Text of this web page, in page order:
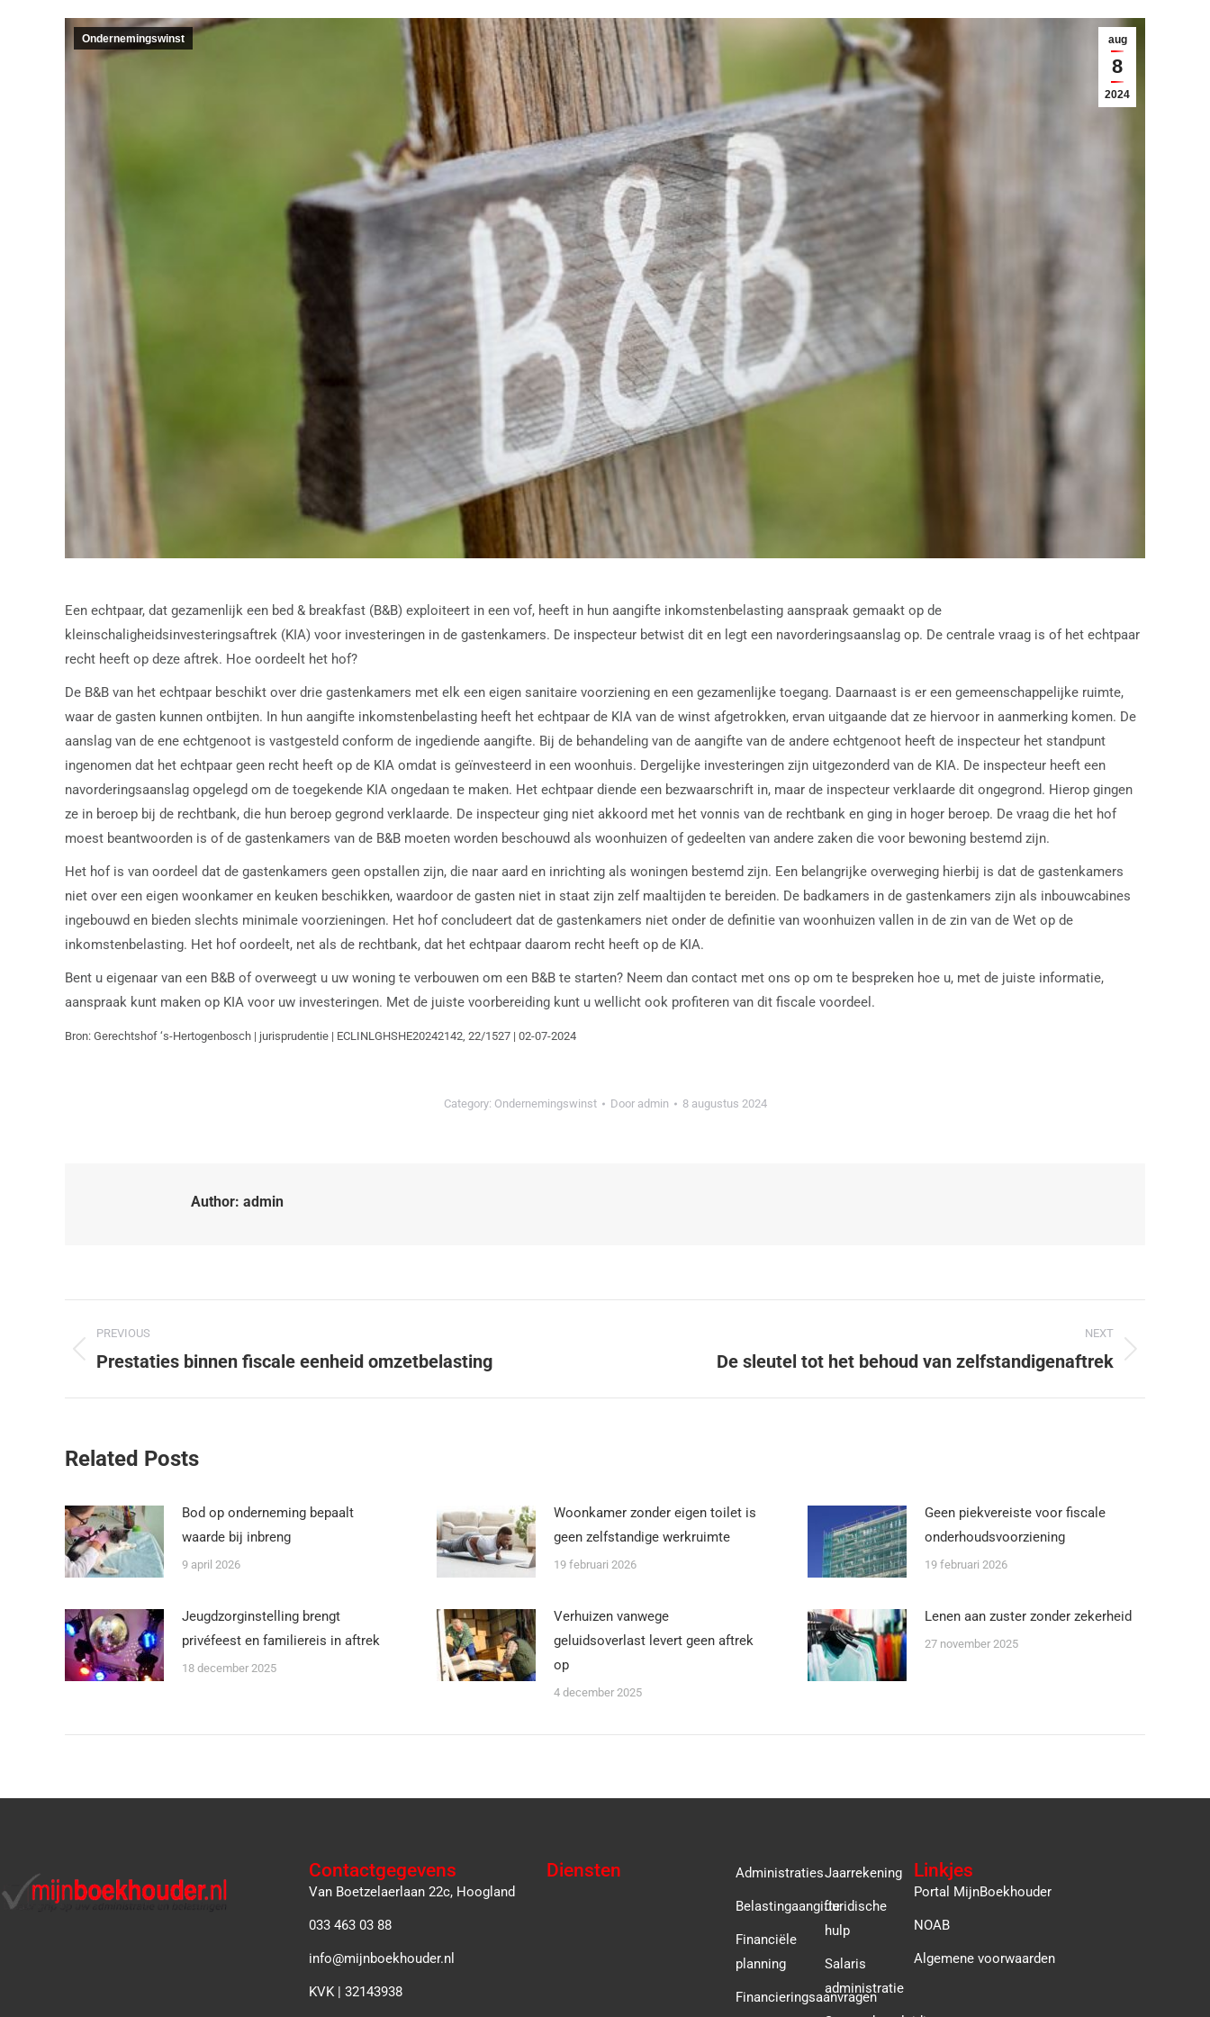
aug
8
2024
Ondernemingswinst
Een echtpaar, dat gezamenlijk een bed & breakfast (B&B) exploiteert in een vof, heeft in hun aangifte inkomstenbelasting aanspraak gemaakt op de
kleinschaligheidsinvesteringsaftrek (KIA) voor investeringen in de gastenkamers. De inspecteur betwist dit en legt een navorderingsaanslag op. De centrale vraag is of het echtpaar
recht heeft op deze aftrek. Hoe oordeelt het hof?
De B&B van het echtpaar beschikt over drie gastenkamers met elk een eigen sanitaire voorziening en een gezamenlijke toegang. Daarnaast is er een gemeenschappelijke ruimte,
waar de gasten kunnen ontbijten. In hun aangifte inkomstenbelasting heeft het echtpaar de KIA van de winst afgetrokken, ervan uitgaande dat ze hiervoor in aanmerking komen. De
aanslag van de ene echtgenoot is vastgesteld conform de ingediende aangifte. Bij de behandeling van de aangifte van de andere echtgenoot heeft de inspecteur het standpunt
ingenomen dat het echtpaar geen recht heeft op de KIA omdat is geïnvesteerd in een woonhuis. Dergelijke investeringen zijn uitgezonderd van de KIA. De inspecteur heeft een
navorderingsaanslag opgelegd om de toegekende KIA ongedaan te maken. Het echtpaar diende een bezwaarschrift in, maar de inspecteur verklaarde dit ongegrond. Hierop gingen
ze in beroep bij de rechtbank, die hun beroep gegrond verklaarde. De inspecteur ging niet akkoord met het vonnis van de rechtbank en ging in hoger beroep. De vraag die het hof
moest beantwoorden is of de gastenkamers van de B&B moeten worden beschouwd als woonhuizen of gedeelten van andere zaken die voor bewoning bestemd zijn.
Het hof is van oordeel dat de gastenkamers geen opstallen zijn, die naar aard en inrichting als woningen bestemd zijn. Een belangrijke overweging hierbij is dat de gastenkamers
niet over een eigen woonkamer en keuken beschikken, waardoor de gasten niet in staat zijn zelf maaltijden te bereiden. De badkamers in de gastenkamers zijn als inbouwcabines
ingebouwd en bieden slechts minimale voorzieningen. Het hof concludeert dat de gastenkamers niet onder de definitie van woonhuizen vallen in de zin van de Wet op de
inkomstenbelasting. Het hof oordeelt, net als de rechtbank, dat het echtpaar daarom recht heeft op de KIA.
Bent u eigenaar van een B&B of overweegt u uw woning te verbouwen om een B&B te starten? Neem dan contact met ons op om te bespreken hoe u, met de juiste informatie,
aanspraak kunt maken op KIA voor uw investeringen. Met de juiste voorbereiding kunt u wellicht ook profiteren van dit fiscale voordeel.
Bron: Gerechtshof ‘s-Hertogenbosch | jurisprudentie | ECLINLGHSHE20242142, 22/1527 | 02-07-2024
Category: Ondernemingswinst Door admin 8 augustus 2024
Author: admin
PREVIOUS
Prestaties binnen fiscale eenheid omzetbelasting
NEXT
De sleutel tot het behoud van zelfstandigenaftrek
Related Posts
Bod op onderneming bepaalt
waarde bij inbreng
9 april 2026
Woonkamer zonder eigen toilet is
geen zelfstandige werkruimte
19 februari 2026
Geen piekvereiste voor fiscale
onderhoudsvoorziening
19 februari 2026
Jeugdzorginstelling brengt
privéfeest en familiereis in aftrek
18 december 2025
Verhuizen vanwege
geluidsoverlast levert geen aftrek
op
4 december 2025
Lenen aan zuster zonder zekerheid
27 november 2025
Contactgegevens
Van Boetzelaerlaan 22c, Hoogland
033 463 03 88
info@mijnboekhouder.nl
KVK | 32143938
Diensten Administraties
Belastingaangifte
Financiële
planning
Financieringsaanvragen
Jaarrekening
Juridische
hulp
Salaris
administratie
Linkjes
Portal MijnBoekhouder
NOAB
Algemene voorwaarden